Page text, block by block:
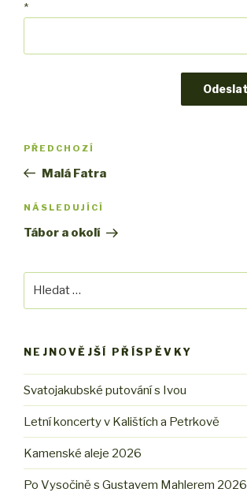
*
Navigace
Předchozí
příspěvek
PŘEDCHOZÍ
Malá Fatra
Následující
příspěvek
NÁSLEDUJÍCÍ
Tábor a okolí
NEJNOVĚJŠÍ PŘÍSPĚVKY
Svatojakubské putování s Ivou
Letní koncerty v Kalištích a Petrkově
Kamenské aleje 2026
Po Vysočině s Gustavem Mahlerem 2026